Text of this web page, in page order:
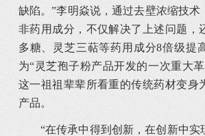
缺陷。”李明焱说，通过去壁浓缩技术
非药用成分，不仅解决了上述问题，
多糖、灵芝三萜等药用成分8倍级提
为“灵芝孢子粉产品开发的一次重大
这一祖祖辈辈所看重的传统药材变身
产品。
“在传承中得到创新，在创新中实